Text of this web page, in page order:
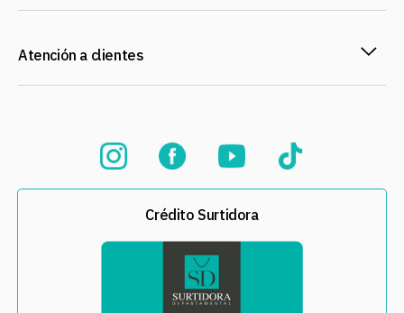
Atención a clientes
Crédito Surtidora